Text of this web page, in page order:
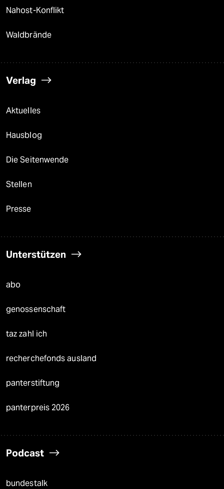
Nahost-Konflikt
Waldbrände
Verlag
Aktuelles
Hausblog
Die Seitenwende
Stellen
Presse
Unterstützen
abo
genossenschaft
taz zahl ich
recherchefonds ausland
panterstiftung
panterpreis 2026
Podcast
bundestalk